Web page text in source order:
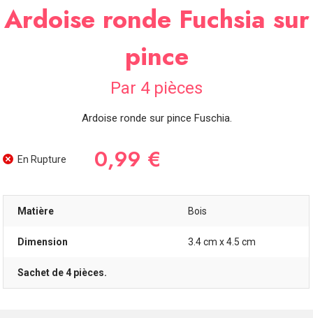
Ardoise ronde Fuchsia sur
pince
Par 4 pièces
Ardoise ronde sur pince Fuschia.
En Rupture 0,99 €
Matière Bois
Dimension 3.4 cm x 4.5 cm
Sachet de 4 pièces.